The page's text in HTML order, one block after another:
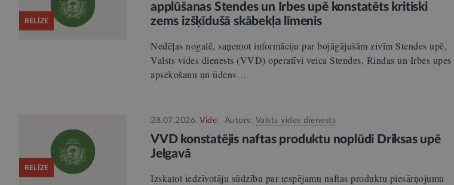
RELĪZE
applūšanas Stendes un Irbes upē konstatēts kritiski
zems izšķīdušā skābekļa līmenis
Nedēļas nogalē, saņemot informāciju par bojāgājušām zivīm Stendes upē,
Valsts vides dienests (VVD) operatīvi veica Stendes, Rindas un Irbes upes
apsekošanu un ūdens…
RELĪZE
28.07.2026. Vide Autors: Valsts vides dienests
VVD konstatējis naftas produktu noplūdi Driksas upē
Jelgavā
Izskatot iedzīvotāju sūdzību par iespējamu naftas produktu piesārņojumu